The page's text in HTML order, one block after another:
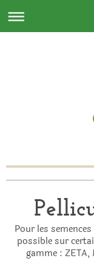
Pour les
possible sur
gamme : ZETA,